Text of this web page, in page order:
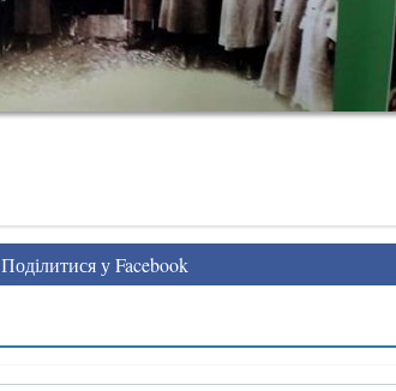
Поділитися у Facebook